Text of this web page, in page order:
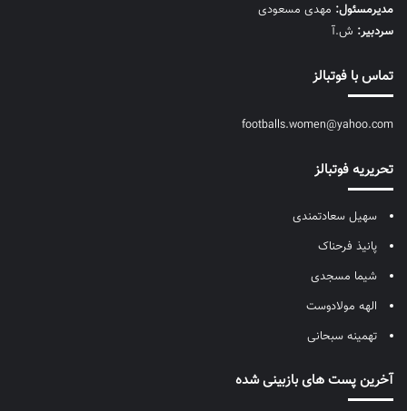
مديرمسئول: مهدی مسعودی
سردبیر: ش.آ
تماس با فوتبالز
footballs.women@yahoo.com
تحریریه فوتبالز
سهیل سعادتمندی
پانیذ فرحناک
شیما مسجدی
الهه مولادوست
تهمینه سبحانی
آخرین پست های بازبینی شده